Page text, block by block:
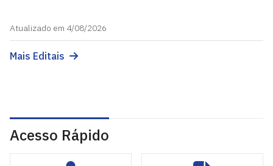
Atualizado em 4/08/2026
Mais Editais
Acesso Rápido